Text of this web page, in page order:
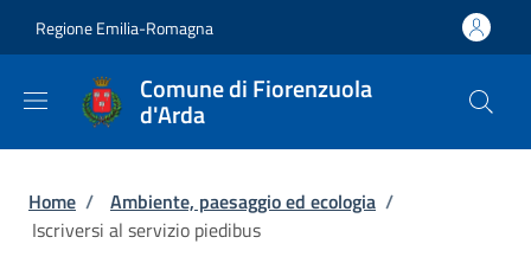
Regione Emilia-Romagna
Comune di Fiorenzuola
d'Arda
Briciole di pane
Home / Ambiente, paesaggio ed ecologia /
Iscriversi al servizio piedibus